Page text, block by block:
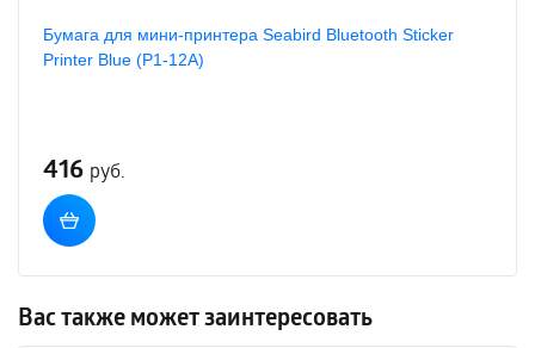
Бумага для мини-принтера Seabird Bluetooth Sticker
Printer Blue (P1-12A)
416 руб.
Вас также может заинтересовать